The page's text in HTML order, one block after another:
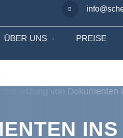
ÜBER UNS PREISE
INS